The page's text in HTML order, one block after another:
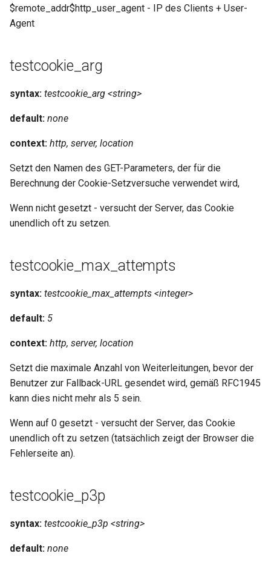
redis-connector
redis-util
redis
repl
requests
riak
rsa
scrypt
signal
smtp
snappy
$remote_addr$http_user_agent - IP des Clients + User-
Agent
testcookie_arg
syntax: testcookie_arg <string>
default: none
context: http, server, location
Setzt den Namen des GET-Parameters, der für die
Berechnung der Cookie-Setzversuche verwendet wird,
Wenn nicht gesetzt - versucht der Server, das Cookie
unendlich oft zu setzen.
testcookie_max_attempts
syntax: testcookie_max_attempts <integer>
default: 5
context: http, server, location
Setzt die maximale Anzahl von Weiterleitungen, bevor der
Benutzer zur Fallback-URL gesendet wird, gemäß RFC1945
kann dies nicht mehr als 5 sein.
Wenn auf 0 gesetzt - versucht der Server, das Cookie
unendlich oft zu setzen (tatsächlich zeigt der Browser die
Fehlerseite an).
testcookie_p3p
syntax: testcookie_p3p <string>
default: none